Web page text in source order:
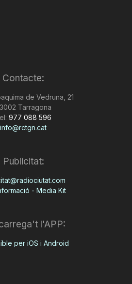
Contacte:
de Vedruna, 21
Tarragona
977 088 596
info@rctgn.cat
Publicitat:
- Media Kit
l'APP:
per iOS i Android